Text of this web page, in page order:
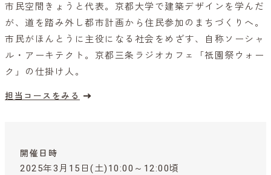
市民空間きょうと代表。京都大学で建築デザインを学んだ
が、道を踏み外し都市計画から住民参加のまちづくりへ。
市民がほんとうに主役になる社会をめざす、自称ソーシャ
ル・アーキテクト。京都三条ラジオカフェ「祇園祭ウォー
ク」の仕掛け人。
担当コースをみる
開催日時
2025年3月15日(土)10:00～12:00頃